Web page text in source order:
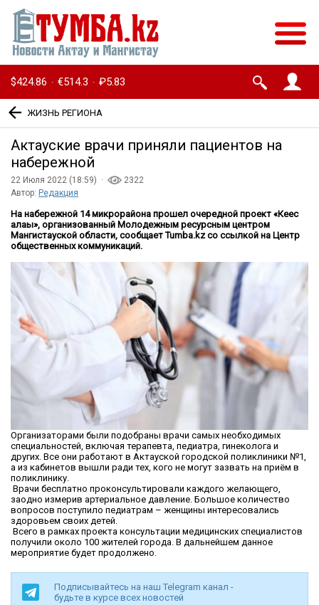
$424.86 · €514.3 · ₽5.83
ЖИЗНЬ РЕГИОНА
Актауские врачи приняли пациентов на
набережной
22 Июля 2022 (18:59) ·
2322
Автор: Редакция
На набережной 14 микрорайона прошел очередной проект «Кеңес
алаңы», организованный Молодежным ресурсным центром
Мангистауской области, сообщает Tumba.kz со ссылкой на Центр
общественных коммуникаций.
Организаторами были подобраны врачи самых необходимых
специальностей, включая терапевта, педиатра, гинеколога и
других. Все они работают в Актауской городской поликлиники №1,
а из кабинетов вышли ради тех, кого не могут зазвать на приём в
поликлинику.
Врачи бесплатно проконсультировали каждого желающего,
заодно измерив артериальное давление. Большое количество
вопросов поступило педиатрам – женщины интересовались
здоровьем своих детей.
Всего в рамках проекта консультации медицинских специалистов
получили около 100 жителей города. В дальнейшем данное
мероприятие будет продолжено.
Подписывайтесь на наш Telegram канал -
будьте в курсе всех новостей